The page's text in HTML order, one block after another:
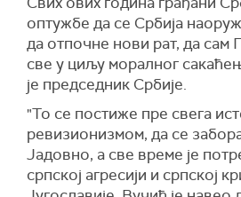
Каже да наши кадети
у другим земљама.
"То исто радимо и са
Северном Македонијом и са
Деца дошла у ципелама, без
ичега, без наоружања",
Показао је документацију
поручио је Вучић.
оптужбе да се Србија
да отпочне нови рат, да сам
све у циљу моралног
је председник Србије.
"То се постиже пре свега
ревизионизмом, да се
Јадовно, а све време је
српској агресији и српској